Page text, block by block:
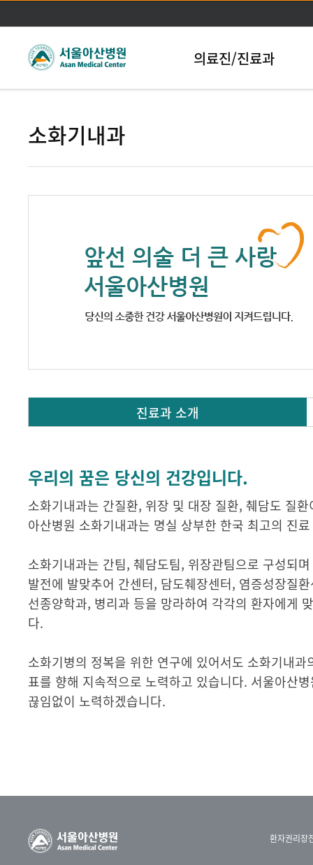
본문바로가기
의료진/진료과
소화기내과
진료과 소개
우리의 꿈은 당신의 건강입니다.
소화기내과는 간질환, 위장 및 대장 질환, 췌담도 질
아산병원 소화기내과는 명실 상부한 한국 최고의 진
소화기내과는 간팀, 췌담도팀, 위장관팀으로 구성되
발전에 발맞추어 간센터, 담도췌장센터, 염증성장질
선종양학과, 병리과 등을 망라하여 각각의 환자에게
다.
소화기병의 정복을 위한 연구에 있어서도 소화기내
표를 향해 지속적으로 노력하고 있습니다. 서울아산
끊임없이 노력하겠습니다.
환자권리장